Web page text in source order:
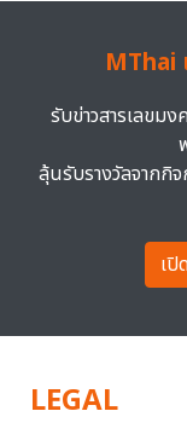
MThai
รับข่าวสารเลขม
ลุ้นรับรางวัลจากกิ
เ
LEGAL